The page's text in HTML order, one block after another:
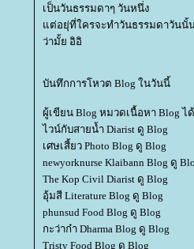
เป็นวันธรรมดาๆ วันหนึ่ง
ต่อยุ่ที่ใครจะทำวันธรรมดาวันนั้น
ว่ามั้ย อิอิ
บันทึกการโหวต Blog ในวันนี้
ผู้เขียน Blog หมวดเนื้อหา Blog ไ
ไวน์กับสายน้ำ Diarist ดู Blog
เศษเสี้ยว Photo Blog ดู Blog
newyorknurse Klaibann Blog ดู
The Kop Civil Diarist ดู Blog
อุ้มสี Literature Blog ดู Blog
phunsud Food Blog ดู Blog
กะว่าก๋า Dharma Blog ดู Blog
Tristy Food Blog ดู Blog